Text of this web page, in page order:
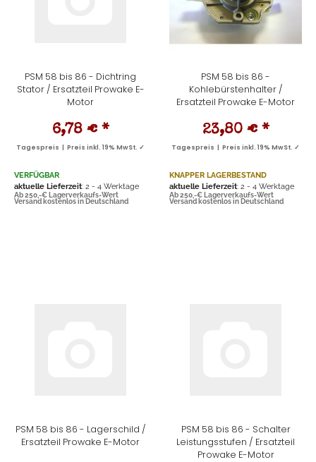
PSM 58 bis 86 - Dichtring
Stator / Ersatzteil Prowake E-
Motor
6,78 € *
Tagespreis | Preis inkl. 19% MwSt. ✓
VERFÜGBAR
aktuelle Lieferzeit: 2 - 4 Werktage
Ab 250,-€ Lagerverkaufs-Wert
Versand kostenlos in Deutschland
PSM 58 bis 86 -
Kohlebürstenhalter /
Ersatzteil Prowake E-Motor
23,80 € *
Tagespreis | Preis inkl. 19% MwSt. ✓
KNAPPER LAGERBESTAND
aktuelle Lieferzeit: 2 - 4 Werktage
Ab 250,-€ Lagerverkaufs-Wert
Versand kostenlos in Deutschland
PSM 58 bis 86 - Lagerschild /
Ersatzteil Prowake E-Motor
PSM 58 bis 86 - Schalter
Leistungsstufen / Ersatzteil
Prowake E-Motor